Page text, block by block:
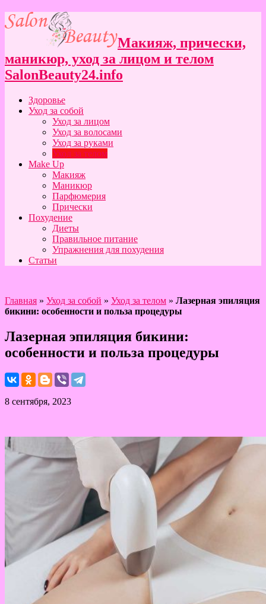
Макияж, прически,
маникюр, уход за лицом и телом
SalonBeauty24.info
Здоровье
Уход за собой
Уход за лицом
Уход за волосами
Уход за руками
Уход за телом
Make Up
Макияж
Маникюр
Парфюмерия
Прически
Похудение
Диеты
Правильное питание
Упражнения для похудения
Статьи
Главная » Уход за собой » Уход за телом » Лазерная эпиляция
бикини: особенности и польза процедуры
Лазерная эпиляция бикини:
особенности и польза процедуры
8 сентября, 2023